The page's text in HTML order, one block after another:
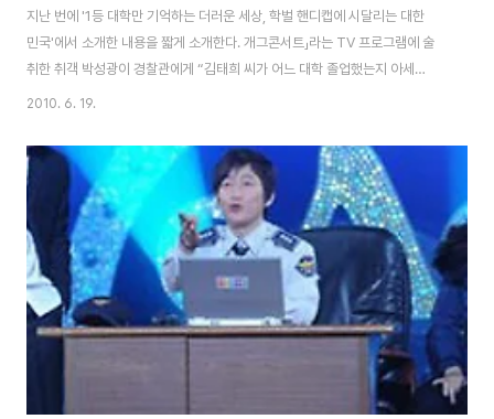
지난 번에 '1등 대학만 기억하는 더러운 세상, 학벌 핸디캡에 시달리는 대한
민 국'에서 소개한 내용을 짧게 소개한다. 개그콘서트」라는 TV 프로그램에 술
취한 취객 박성광이 경찰관에게 “김태희 씨가 어느 대학 졸업했는지 아세
요?”라고 물었다. 그러자 경찰관은 “당연히 알죠. 우리나라 최고의 1등 대학교,
니라 말하는 사람이 있는 이 더러운 세상. 학벌주의를 타파하기 위한 그 해법은
무엇일까... 취객은 “그럼 59등하는 대학은 어딘지 알아요?”라고 묻는다. 경찰
관이 그걸 어떻게 아냐고 황당해하자 그는 “1등 대학만 기억하는 더러운 세상
~!”이라고 목소리를 높인다. 그리고 취객 박성광은 외친다. 학벌 서열주의를 없
애려면 우리나라 모든..
2010. 6. 19.